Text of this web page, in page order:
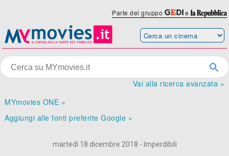
Parte del gruppo e
Vai alla ricerca avanzata »
MYmovies ONE »
Aggiungi alle fonti preferite Google »
martedì 18 dicembre 2018 - Imperdibili